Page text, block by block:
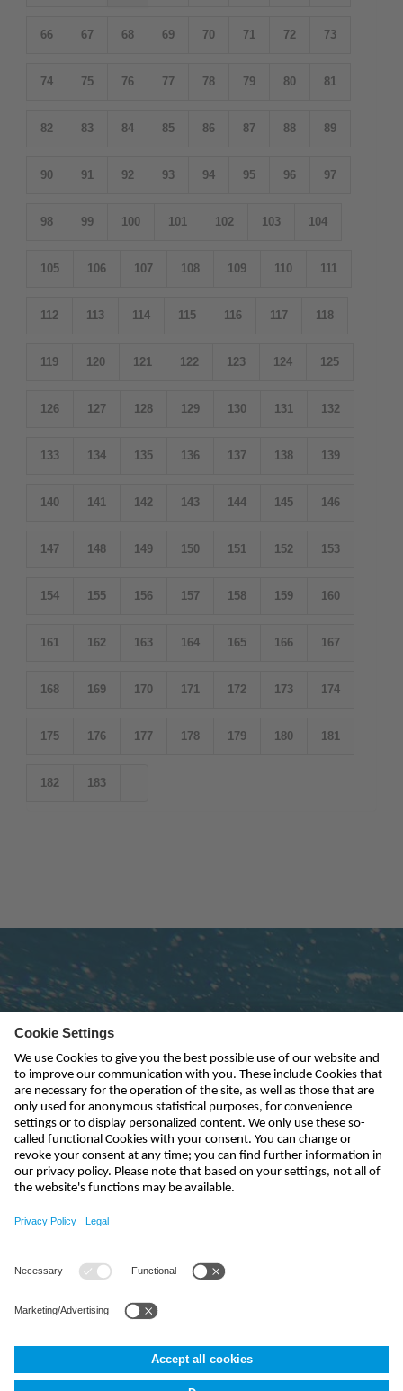
66 67 68 69 70 71 72 73
74 75 76 77 78 79 80 81
82 83 84 85 86 87 88 89
90 91 92 93 94 95 96 97
98 99 100 101 102 103 104
105 106 107 108 109 110 111
112 113 114 115 116 117 118
119 120 121 122 123 124 125
126 127 128 129 130 131 132
133 134 135 136 137 138 139
140 141 142 143 144 145 146
147 148 149 150 151 152 153
154 155 156 157 158 159 160
161 162 163 164 165 166 167
168 169 170 171 172 173 174
175 176 177 178 179 180 181
182 183
Subscribe to newsletter
send
+91 44 6923 0047